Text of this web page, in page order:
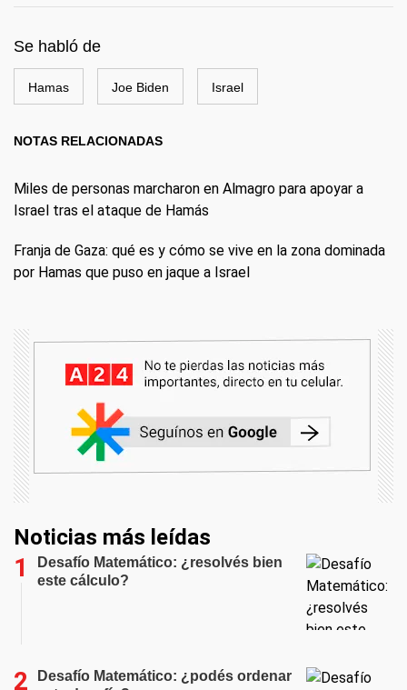
Se habló de
Hamas Joe Biden Israel
NOTAS RELACIONADAS
Miles de personas marcharon en Almagro para apoyar a
Israel tras el ataque de Hamás
Franja de Gaza: qué es y cómo se vive en la zona dominada
por Hamas que puso en jaque a Israel
Noticias más leídas
Desafío Matemático: ¿resolvés bien
este cálculo?
Desafío Matemático: ¿podés ordenar